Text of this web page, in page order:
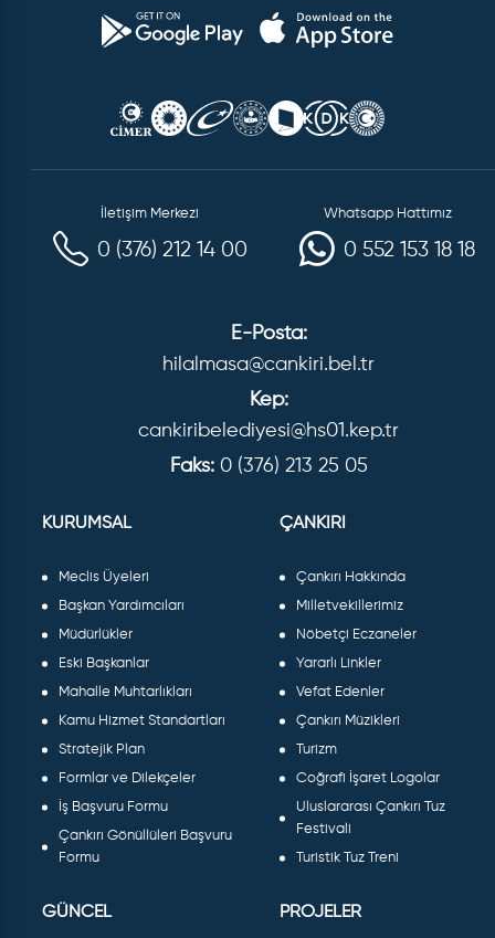
İletişim Merkezi
0 (376) 212 14 00
Whatsapp Hattımız
0 552 153 18 18
E-Posta:
hilalmasa@cankiri.bel.tr
Kep:
cankiribelediyesi@hs01.kep.tr
Faks: 0 (376) 213 25 05
KURUMSAL
Meclis Üyeleri
Başkan Yardımcıları
Müdürlükler
Eski Başkanlar
Mahalle Muhtarlıkları
Kamu Hizmet Standartları
Stratejik Plan
Formlar ve Dilekçeler
İş Başvuru Formu
Çankırı Gönüllüleri Başvuru
Formu
ÇANKIRI
Çankırı Hakkında
Milletvekillerimiz
Nöbetçi Eczaneler
Yararlı Linkler
Vefat Edenler
Çankırı Müzikleri
Turizm
Coğrafi İşaret Logolar
Uluslararası Çankırı Tuz
Festivali
Turistik Tuz Treni
GÜNCEL PROJELER